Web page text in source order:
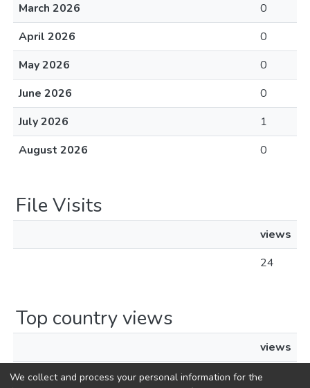
March 2026
0
April 2026
0
May 2026
0
June 2026
0
July 2026
1
August 2026
0
File Visits
views
24
Top country views
views
United States
1
We collect and process your personal information for the